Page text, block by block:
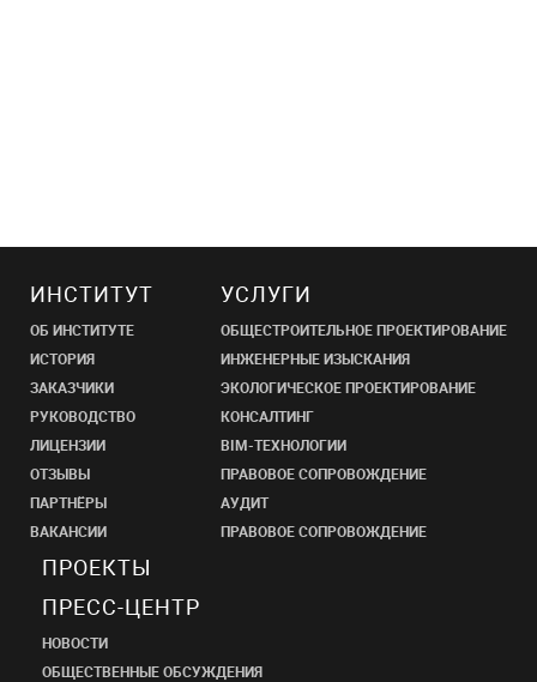
ИНСТИТУТ
ОБ ИНСТИТУТЕ
ИСТОРИЯ
ЗАКАЗЧИКИ
РУКОВОДСТВО
ЛИЦЕНЗИИ
ОТЗЫВЫ
ПАРТНЁРЫ
ВАКАНСИИ
УСЛУГИ
ОБЩЕСТРОИТЕЛЬНОЕ ПРОЕКТИРОВАНИЕ
ИНЖЕНЕРНЫЕ ИЗЫСКАНИЯ
ЭКОЛОГИЧЕСКОЕ ПРОЕКТИРОВАНИЕ
КОНСАЛТИНГ
BIM-ТЕХНОЛОГИИ
ПРАВОВОЕ СОПРОВОЖДЕНИЕ
АУДИТ
ПРАВОВОЕ СОПРОВОЖДЕНИЕ
ПРОЕКТЫ
ПРЕСС-ЦЕНТР
НОВОСТИ
ОБЩЕСТВЕННЫЕ ОБСУЖДЕНИЯ